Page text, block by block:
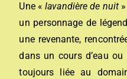
Une «lavandière de nuit
un personnage de
une revenante,
dans un cours d’eau
toujours liée au